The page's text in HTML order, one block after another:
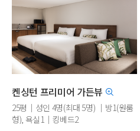
켄싱턴 프리미어 가든뷰
25평｜성인 4명(최대 5명) ｜방1(원룸
형), 욕실1｜킹베드2